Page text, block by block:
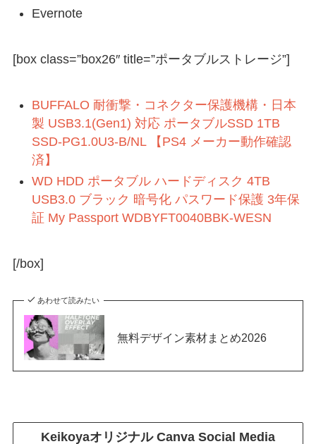
Evernote
[box class=”box26″ title=”ポータブルストレージ”]
BUFFALO 耐衝撃・コネクター保護機構・日本
製 USB3.1(Gen1) 対応 ポータブルSSD 1TB
SSD-PG1.0U3-B/NL 【PS4 メーカー動作確認
済】
WD HDD ポータブル ハードディスク 4TB
USB3.0 ブラック 暗号化 パスワード保護 3年保
証 My Passport WDBYFT0040BBK-WESN
[/box]
あわせて読みたい
無料デザイン素材まとめ2026
Keikoyaオリジナル Canva Social Media